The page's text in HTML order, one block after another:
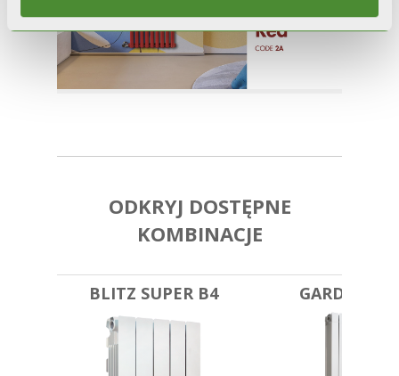
ODKRYJ DOSTĘPNE
KOMBINACJE
BLITZ SUPER B4 GARDA S/90